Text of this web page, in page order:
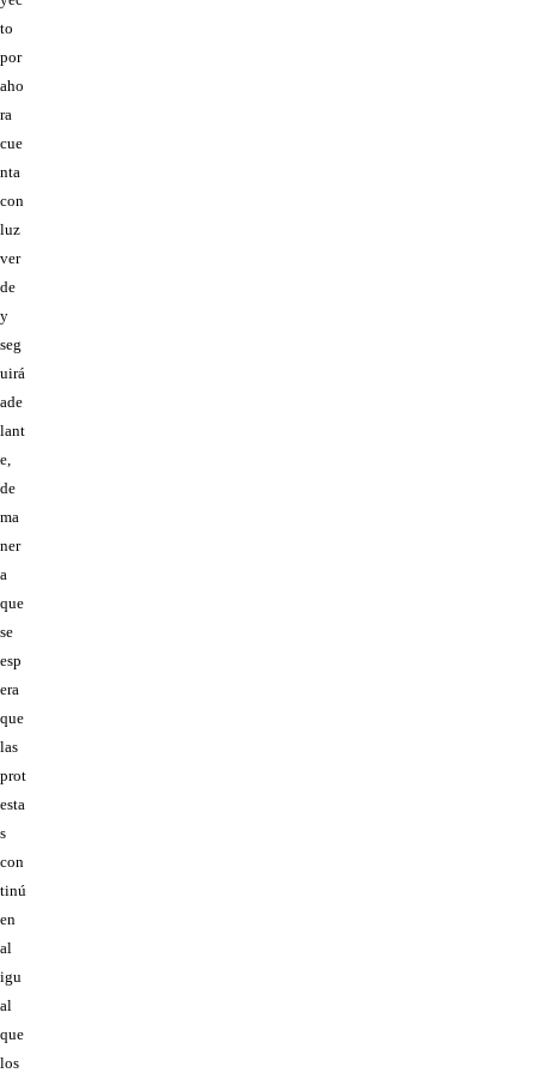
to
por
aho
ra
cue
nta
con
luz
ver
de
y
seg
uirá
ade
lant
e,
de
ma
ner
a
que
se
esp
era
que
las
prot
esta
s
con
tinú
en
al
igu
al
que
los